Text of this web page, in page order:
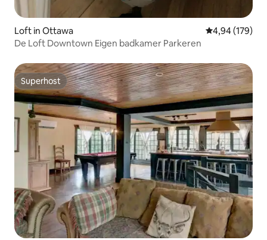
Loft in Ottawa Gemiddelde
4,94 (179)
De Loft Downtown Eigen badkamer Parkeren
Superhost
Superhost